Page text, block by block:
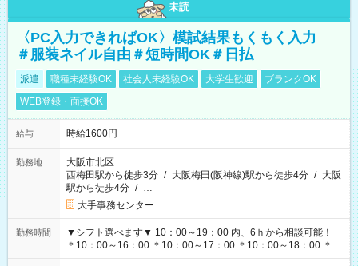
未読
〈PC入力できればOK〉模試結果もくもく入力
＃服装ネイル自由＃短時間OK＃日払
派遣 職種未経験OK 社会人未経験OK 大学生歓迎
ブランクOK
WEB登録・面接OK
給与 時給1600円
勤務地
大阪市北区
西梅田駅から徒歩3分 / 大阪梅田(阪神線)駅から徒歩4分 / 大阪
駅から徒歩4分 / …
大手事務センター
勤務時間
▼シフト選べます▼ 10：00～19：00 内、6ｈから相談可能！
＊10：00～16：00 ＊10：00～17：00 ＊10：00～18：00 ＊
11：00～19：00 ＊12：00～19：00 ＊13：00～19：00